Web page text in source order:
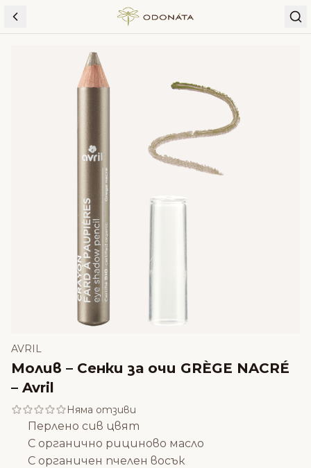
Skip to content
AVRIL
Молив – Сенки за очи GRÈGE NACRÉ
– Avril
Няма отзиви
Перлено сив цвят
С органично рициново масло
С органичен пчелен восък